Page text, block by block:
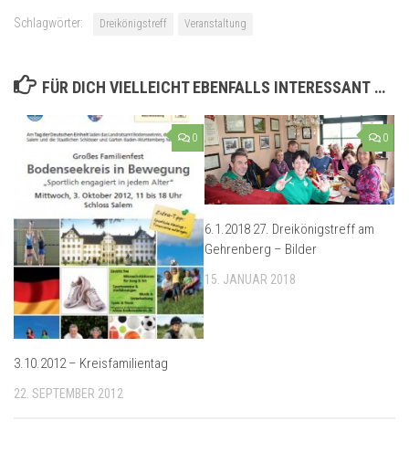
Schlagwörter: Dreikönigstreff Veranstaltung
FÜR DICH VIELLEICHT EBENFALLS INTERESSANT …
0
3.10.2012 – Kreisfamilientag
22. SEPTEMBER 2012
0
6.1.2018 27. Dreikönigstreff am
Gehrenberg – Bilder
15. JANUAR 2018